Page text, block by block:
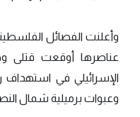
وأعلنت الفصائل
عناصرها أوقعت قتلى
الإسرائيلي في
وعبوات برميلية شمال